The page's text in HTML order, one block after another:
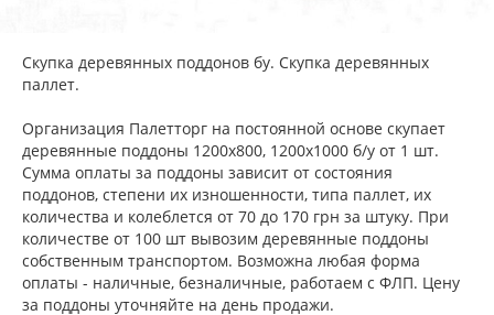
Скупка деревянных поддонов бу. Скупка деревянных
паллет.
Организация Палетторг на постоянной основе скупает
деревянные поддоны 1200х800, 1200х1000 б/у от 1 шт.
Сумма оплаты за поддоны зависит от состояния
поддонов, степени их изношенности, типа паллет, их
количества и колеблется от 70 до 170 грн за штуку. При
количестве от 100 шт вывозим деревянные поддоны
собственным транспортом. Возможна любая форма
оплаты - наличные, безналичные, работаем с ФЛП. Цену
за поддоны уточняйте на день продажи.